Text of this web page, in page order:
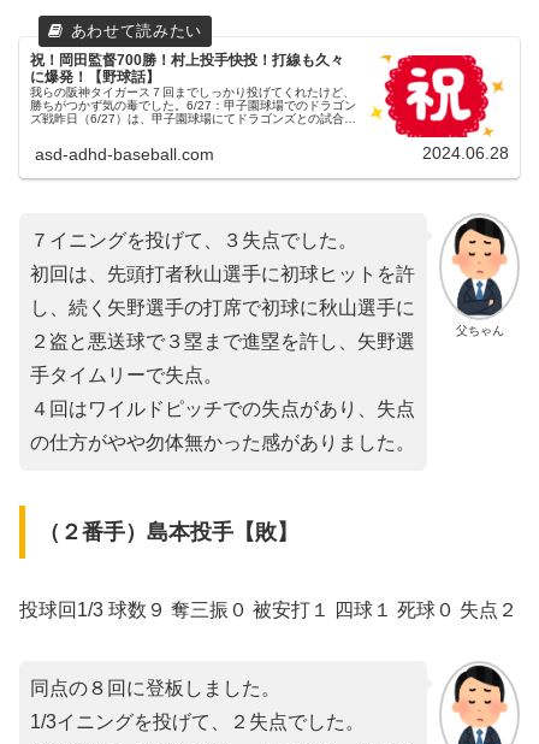
祝！岡田監督700勝！村上投手快投！打線も久々
に爆発！【野球話】
我らの阪神タイガース７回までしっかり投げてくれたけど、
勝ちがつかず気の毒でした。6/27：甲子園球場でのドラゴン
ズ戦昨日（6/27）は、甲子園球場にてドラゴンズとの試合が
asd-adhd-baseball.com 2024.06.28
父ちゃん
７イニングを投げて、３失点でした。
初回は、先頭打者秋山選手に初球ヒットを許
し、続く矢野選手の打席で初球に秋山選手に
２盗と悪送球で３塁まで進塁を許し、矢野選
手タイムリーで失点。
４回はワイルドピッチでの失点があり、失点
の仕方がやや勿体無かった感がありました。
（２番手）島本投手【敗】
投球回1/3 球数９ 奪三振０ 被安打１ 四球１ 死球０ 失点２
同点の８回に登板しました。
1/3イニングを投げて、２失点でした。